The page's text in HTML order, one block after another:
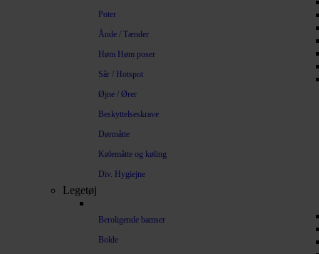
Poter
Ånde / Tænder
Høm Høm poser
Sår / Hotspot
Øjne / Ører
Beskyttelseskrave
Dørmåtte
Kølemåtte og køling
Div. Hygiejne
Legetøj
Beroligende bamser
Bolde